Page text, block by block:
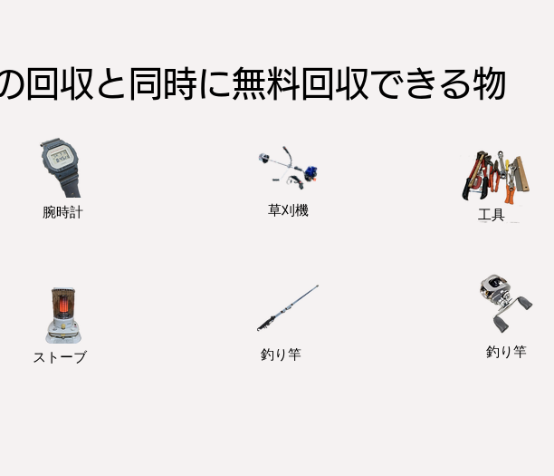
回収と同時に無料回収できる物
​腕時計
ストーブ
​草刈機
釣り竿
​工具
釣り竿